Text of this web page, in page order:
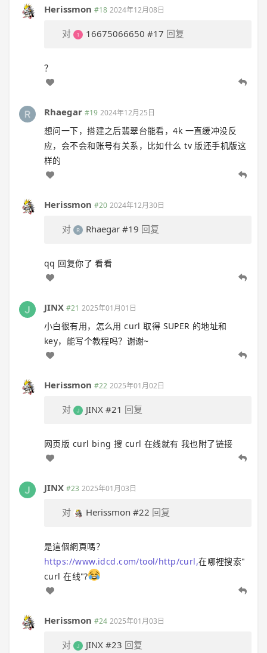
Herissmon #18 2024年12月08日
对 16675066650 #17 回复
？
Rhaegar #19 2024年12月25日
想问一下，搭建之后翡翠台能看，4k 一直缓冲没反
应，会不会和账号有关系，比如什么 tv 版还手机版这
样的
Herissmon #20 2024年12月30日
对 Rhaegar #19 回复
qq 回复你了 看看
JINX #21 2025年01月01日
小白很有用，怎么用 curl 取得 SUPER 的地址和
key，能写个教程吗？谢谢~
Herissmon #22 2025年01月02日
对 JINX #21 回复
网页版 curl bing 搜 curl 在线就有 我也附了链接
JINX #23 2025年01月03日
对 Herissmon #22 回复
是這個網頁嗎？
https://www.idcd.com/tool/http/curl,在哪裡搜索"
curl 在线"?
Herissmon #24 2025年01月03日
对 JINX #23 回复